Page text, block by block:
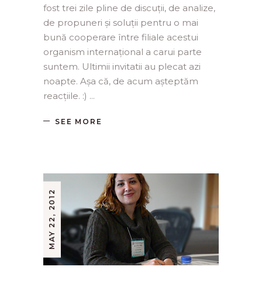
fost trei zile pline de discuții, de analize,
de propuneri și soluții pentru o mai
bună cooperare între filiale acestui
organism internațional a carui parte
suntem. Ultimii invitatii au plecat azi
noapte. Așa că, de acum așteptăm
reacțiile. :)
SEE MORE
MAY 22, 2012